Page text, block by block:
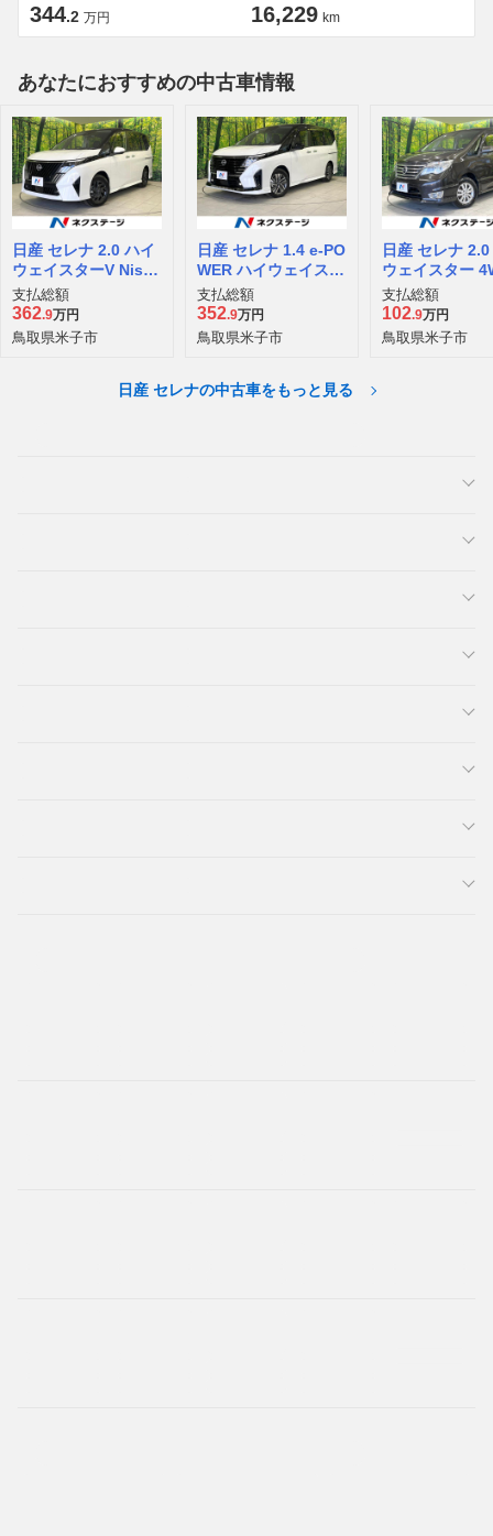
344.2 万円 16,229 km
あなたにおすすめの中古車情報
日産 セレナ 2.0 ハイ
ウェイスターV Nissa
nConnectインフォ
テインメントシステ
ム装着車
支払総額
362.9万円
鳥取県米子市
日産 セレナ 1.4 e-PO
WER ハイウェイスタ
ーV
支払総額
352.9万円
鳥取県米子市
日産 セレナ
ウェイスター
支払総額
102.9万円
鳥取県米子市
日産 セレナの中古車をもっと見る